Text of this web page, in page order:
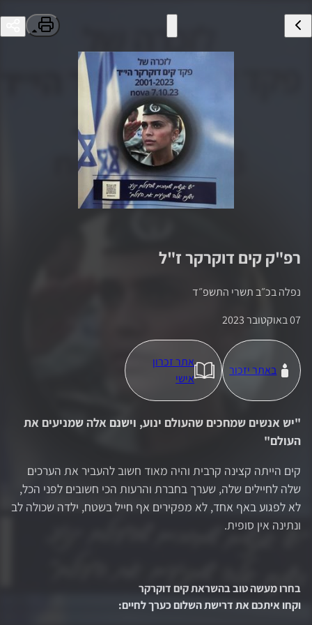
רפ"קקים דוקרקרז"ל
נפלה בכ״ב תשרי התשפ״ד
07 באוקטובר 2023
באתר יזכור
אתר זכרון
אישי
"יש אנשים שמחכים שהעולם ינוע, וישנם אלה שמניעים את
העולם"
קים הייתה קצינה קרבית והיה מאוד חשוב להעביר את הערכים
שלה לחיילים שלה, שערך בחברת והרעות הכי חשובים לפני הכל,
לא לפגוע באף אחד, לא מפקירים אף חייל בשטח, ילדה שכולה לב
ונתינה אין סופית.
בחרו מעשה טוב בהשראתקים דוקרקר
וקחו איתכם את דרישת השלום כערך לחיים: